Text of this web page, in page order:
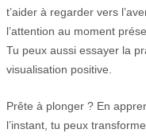
t’aider à regarder vers
l’attention au moment
Tu peux aussi essayer la
visualisation positive.
Prête à plonger ? En
l’instant, tu peux